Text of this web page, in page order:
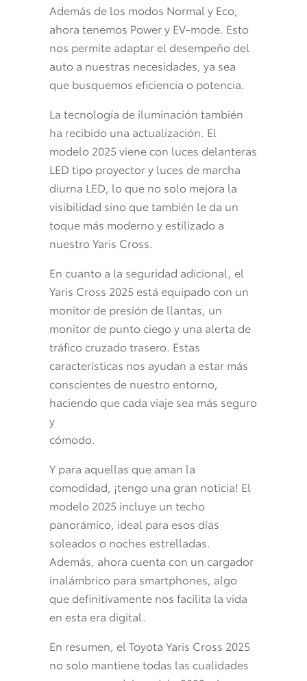
Además de los modos Normal y Eco,
ahora tenemos Power y EV-mode. Esto
nos permite adaptar el desempeño del
auto a nuestras necesidades, ya sea
que busquemos eficiencia o potencia.
La tecnología de iluminación también
ha recibido una actualización. El
modelo 2025 viene con luces delanteras
LED tipo proyector y luces de marcha
diurna LED, lo que no solo mejora la
visibilidad sino que también le da un
toque más moderno y estilizado a
nuestro Yaris Cross.
En cuanto a la seguridad adicional, el
Yaris Cross 2025 está equipado con un
monitor de presión de llantas, un
monitor de punto ciego y una alerta de
tráfico cruzado trasero. Estas
características nos ayudan a estar más
conscientes de nuestro entorno,
haciendo que cada viaje sea más seguro
y
cómodo.
Y para aquellas que aman la
comodidad, ¡tengo una gran noticia! El
modelo 2025 incluye un techo
panorámico, ideal para esos días
soleados o noches estrelladas.
Además, ahora cuenta con un cargador
inalámbrico para smartphones, algo
que definitivamente nos facilita la vida
en esta era digital.
En resumen, el Toyota Yaris Cross 2025
no solo mantiene todas las cualidades